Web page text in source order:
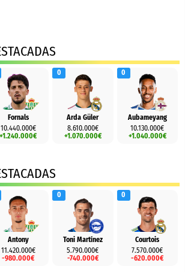
Fornals
10.440.000€
+1.240.000€
Arda Güler
8.610.000€
+1.070.000€
0
Aubameyang
10.130.000€
+1.040.000€
0
Antony
11.420.000€
-980.000€
Toni Martínez
5.790.000€
-740.000€
0
Courtois
7.570.000€
-620.000€
0